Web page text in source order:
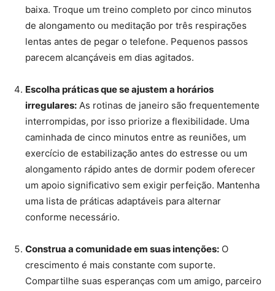
baixa. Troque um treino completo por cinco minutos
de alongamento ou meditação por três respirações
lentas antes de pegar o telefone. Pequenos passos
parecem alcançáveis ​​em dias agitados.
Escolha práticas que se ajustem a horários
irregulares: As rotinas de janeiro são frequentemente
interrompidas, por isso priorize a flexibilidade. Uma
caminhada de cinco minutos entre as reuniões, um
exercício de estabilização antes do estresse ou um
alongamento rápido antes de dormir podem oferecer
um apoio significativo sem exigir perfeição. Mantenha
uma lista de práticas adaptáveis ​​para alternar
conforme necessário.
Construa a comunidade em suas intenções: O
crescimento é mais constante com suporte.
Compartilhe suas esperanças com um amigo, parceiro